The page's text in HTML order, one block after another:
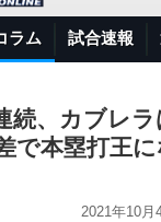
ラム 試合速報
続、カブレ
で本塁打王
2021年10月